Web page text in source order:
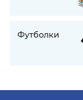
Футболки